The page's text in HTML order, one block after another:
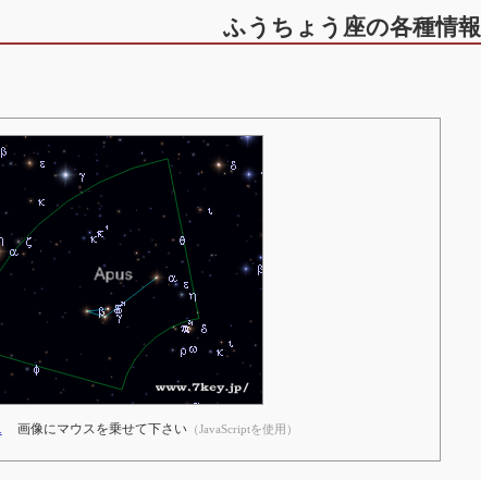
ふうちょう座の各種情報
画像にマウスを乗せて下さい（JavaScriptを使用）